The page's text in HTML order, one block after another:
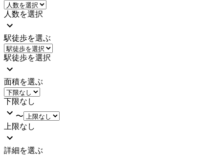
人数を選択
駅徒歩を選ぶ
駅徒歩を選択
面積を選ぶ
下限なし
〜
上限なし
詳細を選ぶ